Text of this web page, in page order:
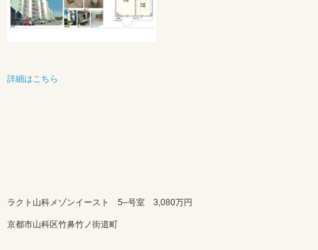
詳細はこちら
ラクト山科メゾンイースト 5–号室 3,080万円
京都市山科区竹鼻竹ノ街道町